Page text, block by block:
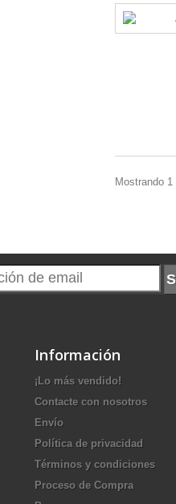
Mostrando
Información
¡Lo más vendido!
Contacte con nosotros
Envío
Política de privacidad
Términos y condiciones
Proceso de Compra